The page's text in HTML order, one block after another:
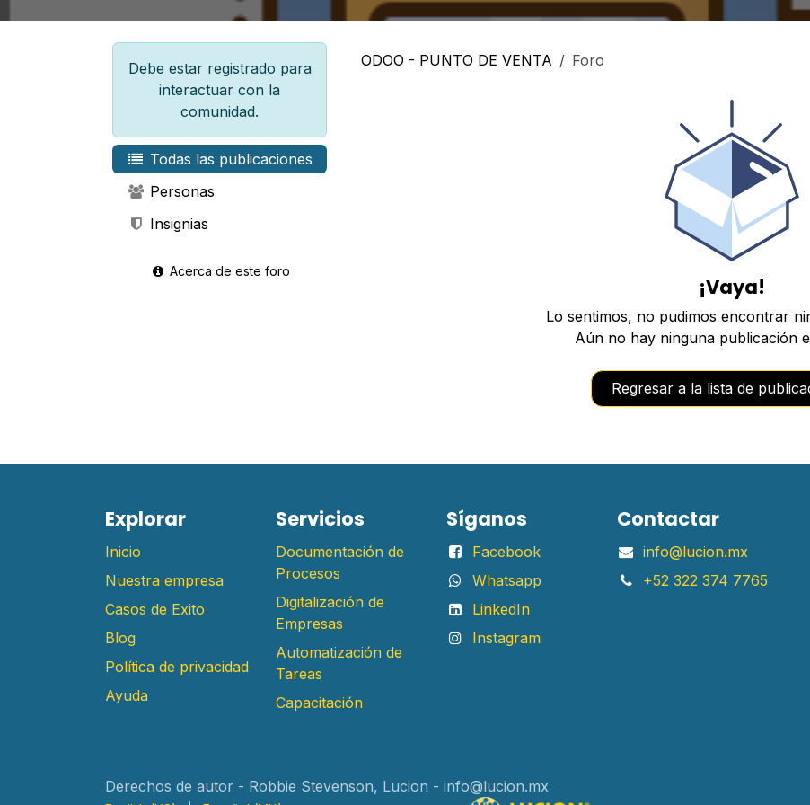
Debe estar registrado para
interactuar con la
comunidad.
Todas las publicaciones
Personas
Insignias
Acerca de este foro
ODOO - PUNTO DE VENTA Foro
¡Vaya!
Lo sentimos, no pudimos encontrar
Aún no hay ninguna publicación
Regresar a la lista de
E​xplorar
Inicio
Nuestra empresa
Casos de Exito
Blog
Política de privacidad
Ayuda
Servicios
Documentación de
Procesos
Digitalización de
Empresas
Automatización de
Tareas
Capacitación
Síganos
Facebook
Whatsapp
LinkedIn
Instagram
Contactar
info@lucion.mx
+52 322 374 7765
Derechos de autor - Robbie Stevenson, Lucion - info@lucion.mx